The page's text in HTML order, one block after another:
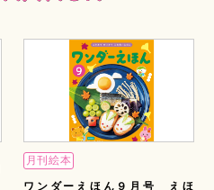
月刊絵本
ワンダーえほん９月号 えほ